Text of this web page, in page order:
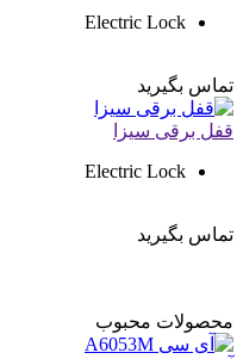
Electric Lock
تماس بگیرید
قفل برقی سیزا
Electric Lock
تماس بگیرید
محصولات محبوب